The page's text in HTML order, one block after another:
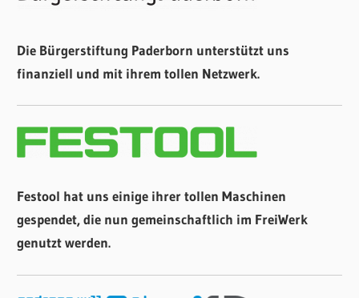
Die Bürgerstiftung Paderborn unterstützt uns
finanziell und mit ihrem tollen Netzwerk.
Festool hat uns einige ihrer tollen Maschinen
gespendet, die nun gemeinschaftlich im FreiWerk
genutzt werden.